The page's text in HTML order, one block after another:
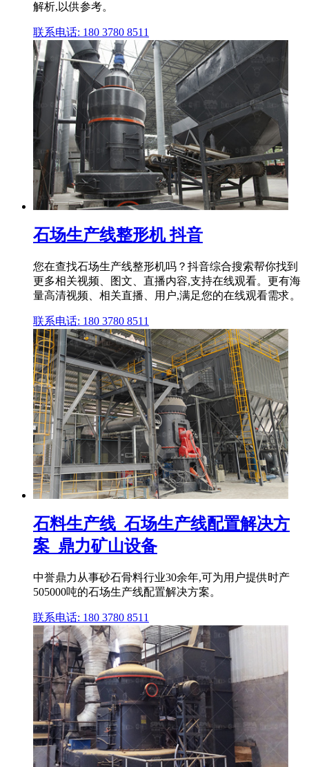
解析,以供参考。
联系电话: 180 3780 8511
石场生产线整形机 抖音
您在查找石场生产线整形机吗？抖音综合搜索帮你找到
更多相关视频、图文、直播内容,支持在线观看。更有海
量高清视频、相关直播、用户,满足您的在线观看需求。
联系电话: 180 3780 8511
石料生产线_石场生产线配置解决方
案_鼎力矿山设备
中誉鼎力从事砂石骨料行业30余年,可为用户提供时产
505000吨的石场生产线配置解决方案。
联系电话: 180 3780 8511